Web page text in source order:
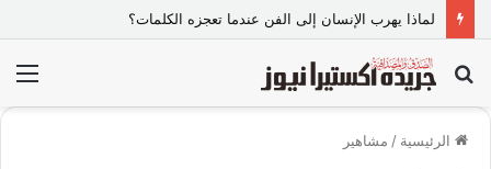
بحث
عن
الرئيسية / مشاهير